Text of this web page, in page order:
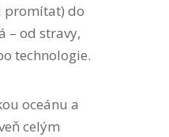
do
– od stravy,
technologie.
oceánu a
celým